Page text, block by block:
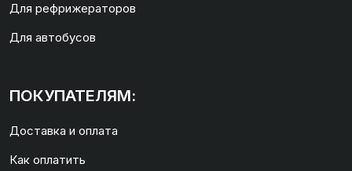
Для рефрижераторов
Для автобусов
ПОКУПАТЕЛЯМ:
Доставка и оплата
Как оплатить